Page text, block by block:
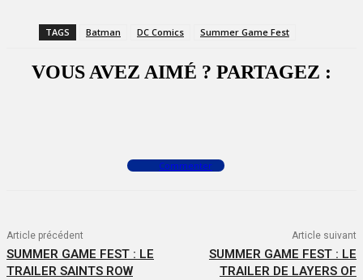
TAGS Batman DC Comics Summer Game Fest
VOUS AVEZ AIMÉ ? PARTAGEZ :
Commenter
Article précédent
SUMMER GAME FEST : LE
TRAILER SAINTS ROW
Article suivant
SUMMER GAME FEST : LE
TRAILER DE LAYERS OF